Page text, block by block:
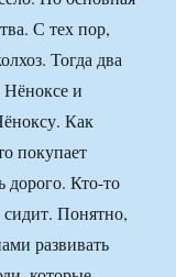
С тех пор,
Тогда два
Нёноксе и
Как
покупает
дорого. Кто-то
Понятно,
развивать